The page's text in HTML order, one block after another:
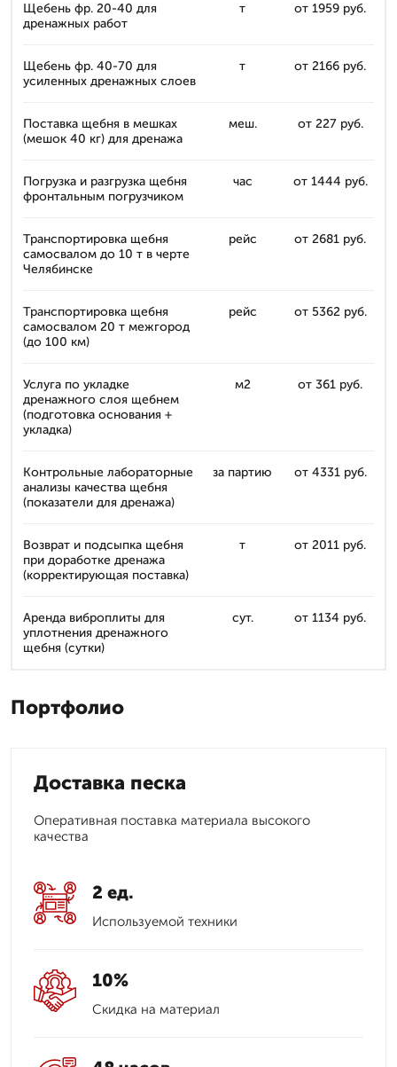
Щебень фр. 20-40 для
дренажных работ
т от 1959 руб.
Щебень фр. 40-70 для
усиленных дренажных слоев
т от 2166 руб.
Поставка щебня в мешках
(мешок 40 кг) для дренажа
меш. от 227 руб.
Погрузка и разгрузка щебня
фронтальным погрузчиком
час от 1444 руб.
Транспортировка щебня
самосвалом до 10 т в черте
Челябинске
рейс от 2681 руб.
Транспортировка щебня
самосвалом 20 т межгород
(до 100 км)
рейс от 5362 руб.
Услуга по укладке
дренажного слоя щебнем
(подготовка основания +
укладка)
м2 от 361 руб.
Контрольные лабораторные
анализы качества щебня
(показатели для дренажа)
за партию от 4331 руб.
Возврат и подсыпка щебня
при доработке дренажа
(корректирующая поставка)
т от 2011 руб.
Аренда виброплиты для
уплотнения дренажного
щебня (сутки)
сут. от 1134 руб.
Портфолио
Доставка песка
Оперативная поставка материала высокого
качества
2 ед.
Используемой техники
10%
Скидка на материал